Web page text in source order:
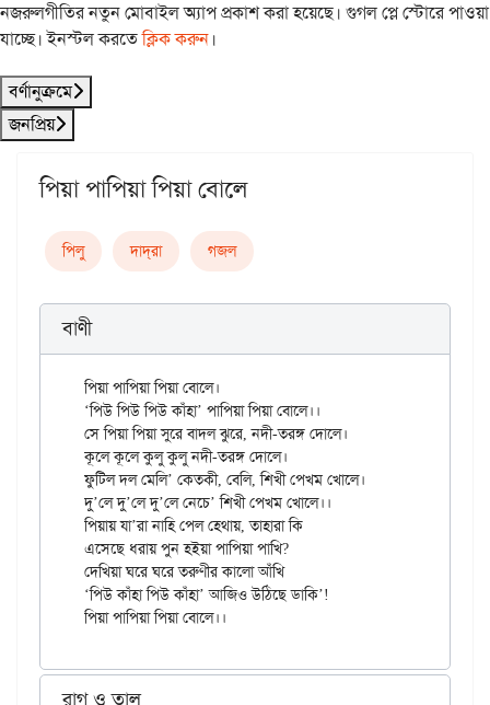
নজরুলগীতির নতুন মোবাইল অ্যাপ প্রকাশ করা হয়েছে। গুগল প্লে স্টোরে পাওয়া
যাচ্ছে। ইনস্টল করতেক্লিক করুন।
বর্ণানুক্রমে
জনপ্রিয়
পিয়া পাপিয়া পিয়া বোলে
পিলু দাদ্‌রা গজল
বাণী
পিয়া পাপিয়া পিয়া বোলে।
‘পিউ পিউ পিউ কাঁহা’ পাপিয়া পিয়া বোলে।।
সে পিয়া পিয়া সুরে বাদল ঝুরে, নদী-তরঙ্গ দোলে।
কূলে কূলে কুলু কুলু নদী-তরঙ্গ দোলে।
ফুটিল দল মেলি’ কেতকী, বেলি, শিখী পেখম খোলে।
দু’লে দু’লে দু’লে নেচে’ শিখী পেখম খোলে।।
পিয়ায় যা’রা নাহি পেল হেথায়, তাহারা কি
এসেছে ধরায় পুন হইয়া পাপিয়া পাখি?
দেখিয়া ঘরে ঘরে তরুণীর কালো আঁখি
‘পিউ কাঁহা পিউ কাঁহা’ আজিও উঠিছে ডাকি’!